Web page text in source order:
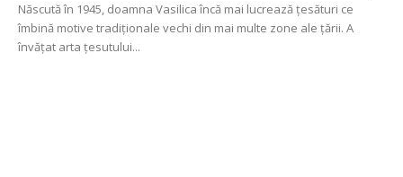
Născută în 1945, doamna Vasilica încă mai lucrează țesături ce
îmbină motive tradiționale vechi din mai multe zone ale țării. A
învățat arta țesutului...